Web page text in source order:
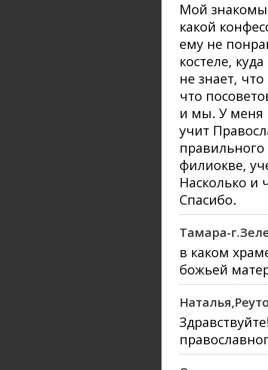
Мой
какой
ему не
костеле,
не знает,
что
и мы. У меня
учит
филиокве,
Насколько и
Спасибо.
Тамара-
в каком
божьей